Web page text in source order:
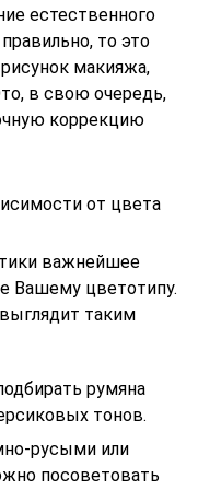
естественного
то это
макияжа,
в свою очередь,
коррекцию
от цвета
важнейшее
Вашему цветотипу.
таким
румяна
тонов.
русыми или
посоветовать